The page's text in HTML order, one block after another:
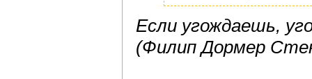
Если угождаешь,
(Филип Дормер